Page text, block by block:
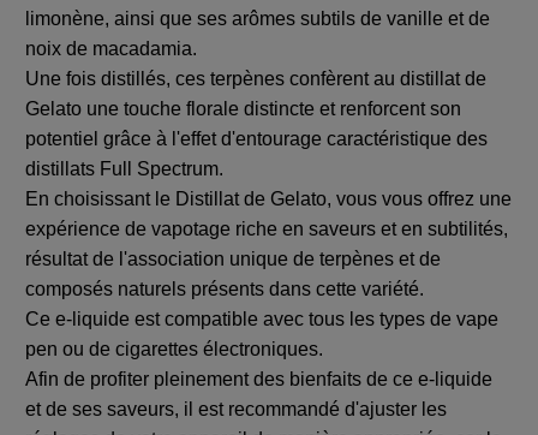
limonène, ainsi que ses arômes subtils de vanille et de
noix de macadamia.
Une fois distillés, ces terpènes confèrent au distillat de
Gelato une touche florale distincte et renforcent son
potentiel grâce à l'effet d'entourage caractéristique des
distillats Full Spectrum.
En choisissant le Distillat de Gelato, vous vous offrez une
expérience de vapotage riche en saveurs et en subtilités,
résultat de l'association unique de terpènes et de
composés naturels présents dans cette variété.
Ce e-liquide est compatible avec tous les types de vape
pen ou de cigarettes électroniques.
Afin de profiter pleinement des bienfaits de ce e-liquide
et de ses saveurs, il est recommandé d'ajuster les